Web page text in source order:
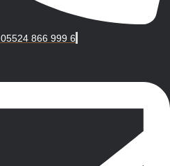
05524 866 999 6